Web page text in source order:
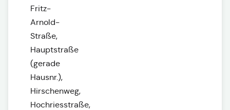
Fritz-
Arnold-
Straße,
Hauptstraße
(gerade
Hausnr.),
Hirschenweg,
Hochriesstraße,